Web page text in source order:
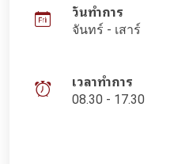
วันทำการ
จันทร์ - เสาร์
เวลาทำการ
08.30 - 17.30